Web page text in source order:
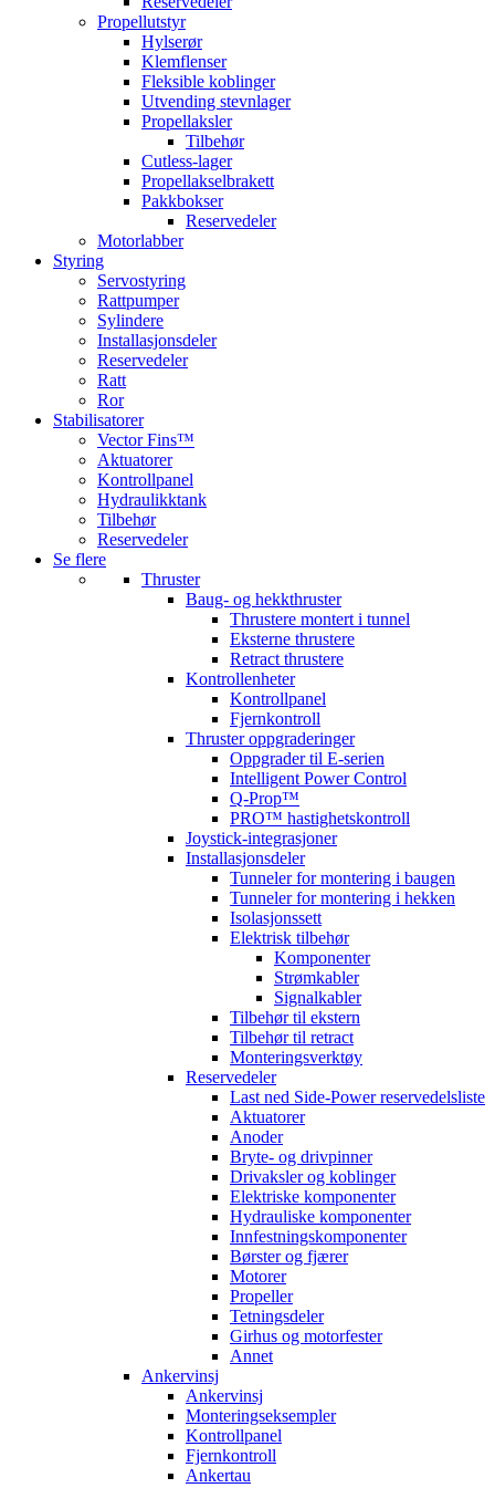
Propellutstyr
Hylserør
Klemflenser
Fleksible koblinger
Utvending stevnlager
Propellaksler
Tilbehør
Cutless-lager
Propellakselbrakett
Pakkbokser
Reservedeler
Motorlabber
Styring
Servostyring
Rattpumper
Sylindere
Installasjonsdeler
Reservedeler
Ratt
Ror
Stabilisatorer
Vector Fins™
Aktuatorer
Kontrollpanel
Hydraulikktank
Tilbehør
Reservedeler
Se flere
Thruster
Baug- og hekkthruster
Thrustere montert i tunnel
Eksterne thrustere
Retract thrustere
Kontrollenheter
Kontrollpanel
Fjernkontroll
Thruster oppgraderinger
Oppgrader til E-serien
Intelligent Power Control
Q-Prop™
PRO™ hastighetskontroll
Joystick-integrasjoner
Installasjonsdeler
Tunneler for montering i baugen
Tunneler for montering i hekken
Isolasjonssett
Elektrisk tilbehør
Komponenter
Strømkabler
Signalkabler
Tilbehør til ekstern
Tilbehør til retract
Monteringsverktøy
Reservedeler
Last ned Side-Power reservedelsliste
Aktuatorer
Anoder
Bryte- og drivpinner
Drivaksler og koblinger
Elektriske komponenter
Hydrauliske komponenter
Innfestningskomponenter
Børster og fjærer
Motorer
Propeller
Tetningsdeler
Girhus og motorfester
Annet
Ankervinsj
Ankervinsj
Monteringseksempler
Kontrollpanel
Fjernkontroll
Ankertau